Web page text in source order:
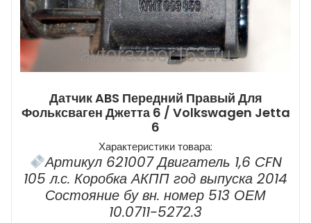
Датчик ABS Передний Правый Для
Фольксваген Джетта 6 / Volkswagen Jetta
6
Характеристики товара:
Артикул 621007 Двигатель 1,6 CFN
105 л.с. Коробка АКПП год выпуска 2014
Состояние бу вн. номер 513 ОЕМ
10.0711-5272.3